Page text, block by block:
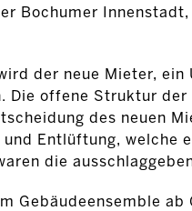
Bochumer
der neue Mieter, ein
Die offene Struktur
des neuen
Entlüftung, welche
die
Gebäudeensemble